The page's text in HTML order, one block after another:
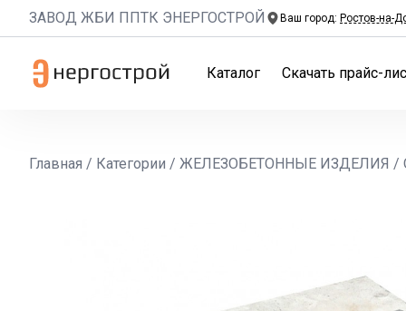
ЗАВОД ЖБИ ППТК ЭНЕРГОСТРОЙ Ваш город: Ростов-на-
Каталог Скачать прайс-
Главная / Категории / ЖЕЛЕЗОБЕТОННЫЕ ИЗДЕЛИЯ /